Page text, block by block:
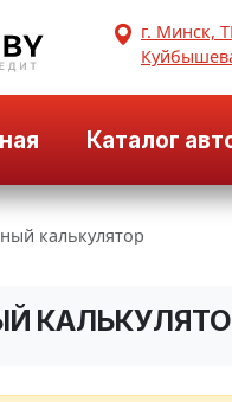
г. Минск,
Каталог
калькулятор